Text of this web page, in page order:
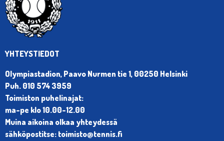
YHTEYSTIEDOT
Olympiastadion, Paavo Nurmen tie 1, 00250 Helsinki
Puh. 010 574 3959
Toimiston puhelinajat:
ma-pe klo 10.00-12.00
Muina aikoina olkaa yhteydessä
sähköpostitse: toimisto@tennis.fi